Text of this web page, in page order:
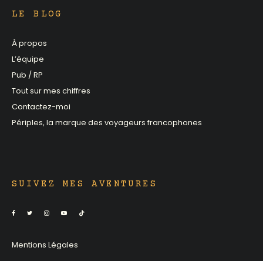
LE BLOG
À propos
L’équipe
Pub / RP
Tout sur mes chiffres
Contactez-moi
Périples, la marque des voyageurs francophones
SUIVEZ MES AVENTURES
Mentions Légales